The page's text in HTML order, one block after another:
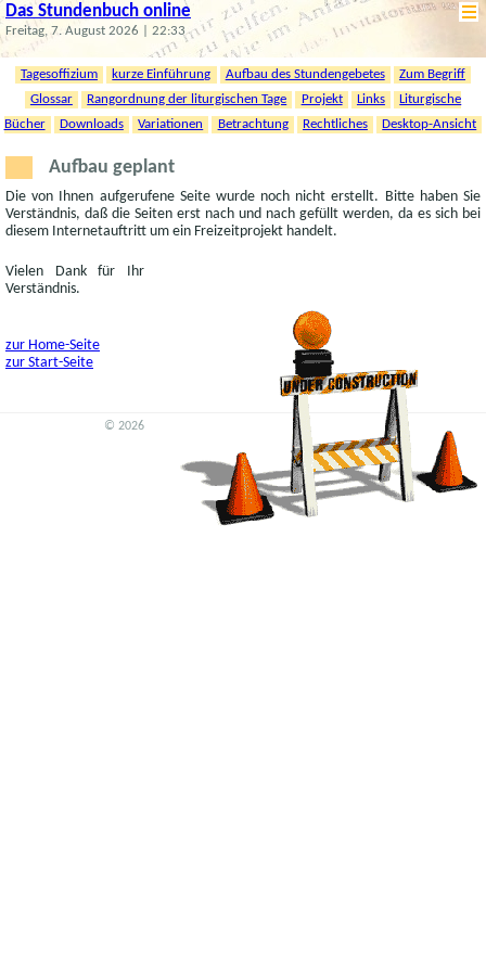
Das Stundenbuch online
Freitag, 7. August 2026 | 22:33
Tagesoffizium kurze Einführung Aufbau des Stundengebetes
Zum Begriff
Glossar
Rangordnung der liturgischen Tage Projekt Links
Liturgische
Bücher
Downloads Variationen Betrachtung Rechtliches Desktop-Ansicht
Aufbau geplant
Die von Ihnen aufgerufene Seite wurde noch nicht erstellt. Bitte haben Sie
Verständnis, daß die Seiten erst nach und nach gefüllt werden, da es sich bei
diesem Internetauftritt um ein Freizeitprojekt handelt.
Vielen Dank für Ihr
Verständnis.
zur Home-Seite
zur Start-Seite
© 2026